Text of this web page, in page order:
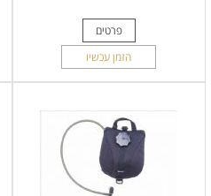
פרטים
הזמן עכשיו